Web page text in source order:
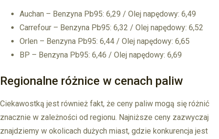
Auchan – Benzyna Pb95: 6,29 / Olej napędowy: 6,49
Carrefour – Benzyna Pb95: 6,32 / Olej napędowy: 6,52
Orlen – Benzyna Pb95: 6,44 / Olej napędowy: 6,65
BP – Benzyna Pb95: 6,46 / Olej napędowy: 6,69
Regionalne różnice w cenach paliw
Ciekawostką jest również fakt, że ceny paliw mogą się różnić
znacznie w zależności od regionu. Najniższe ceny zazwyczaj
znajdziemy w okolicach dużych miast, gdzie konkurencja jest